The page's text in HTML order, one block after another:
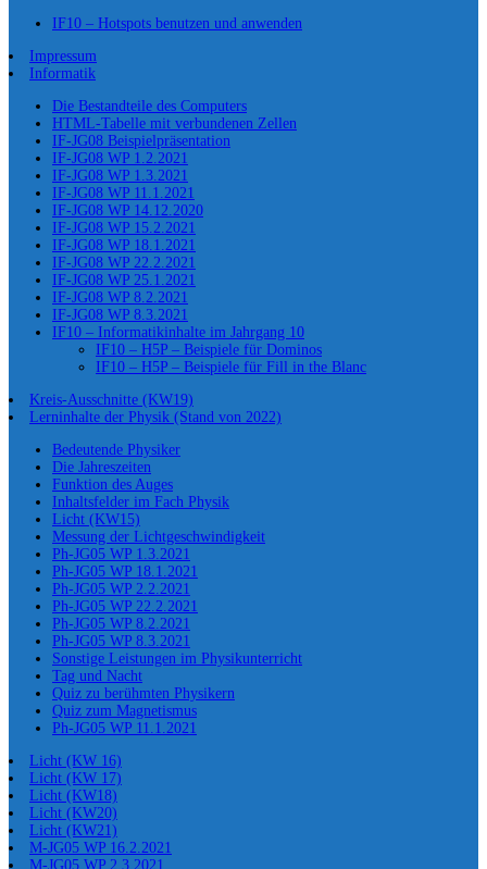
IF10 – Hotspots benutzen und anwenden
Impressum
Informatik
Die Bestandteile des Computers
HTML-Tabelle mit verbundenen Zellen
IF-JG08 Beispielpräsentation
IF-JG08 WP 1.2.2021
IF-JG08 WP 1.3.2021
IF-JG08 WP 11.1.2021
IF-JG08 WP 14.12.2020
IF-JG08 WP 15.2.2021
IF-JG08 WP 18.1.2021
IF-JG08 WP 22.2.2021
IF-JG08 WP 25.1.2021
IF-JG08 WP 8.2.2021
IF-JG08 WP 8.3.2021
IF10 – Informatikinhalte im Jahrgang 10
IF10 – H5P – Beispiele für Dominos
IF10 – H5P – Beispiele für Fill in the Blanc
Kreis-Ausschnitte (KW19)
Lerninhalte der Physik (Stand von 2022)
Bedeutende Physiker
Die Jahreszeiten
Funktion des Auges
Inhaltsfelder im Fach Physik
Licht (KW15)
Messung der Lichtgeschwindigkeit
Ph-JG05 WP 1.3.2021
Ph-JG05 WP 18.1.2021
Ph-JG05 WP 2.2.2021
Ph-JG05 WP 22.2.2021
Ph-JG05 WP 8.2.2021
Ph-JG05 WP 8.3.2021
Sonstige Leistungen im Physikunterricht
Tag und Nacht
Quiz zu berühmten Physikern
Quiz zum Magnetismus
Ph-JG05 WP 11.1.2021
Licht (KW 16)
Licht (KW 17)
Licht (KW18)
Licht (KW20)
Licht (KW21)
M-JG05 WP 16.2.2021
M-JG05 WP 2.3.2021